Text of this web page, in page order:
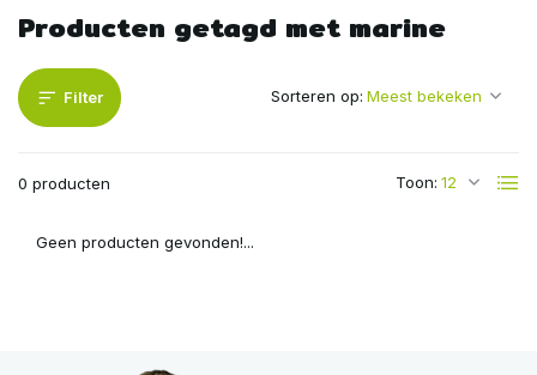
Producten getagd met marine
Filter
0 producten Toon:
Sorteren op:
Geen producten gevonden!...